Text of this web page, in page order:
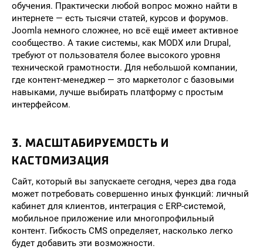
обучения. Практически любой вопрос можно найти в
интернете — есть тысячи статей, курсов и форумов.
Joomla немного сложнее, но всё ещё имеет активное
сообщество. А такие системы, как MODX или Drupal,
требуют от пользователя более высокого уровня
технической грамотности. Для небольшой компании,
где контент-менеджер — это маркетолог с базовыми
навыками, лучше выбирать платформу с простым
интерфейсом.
3. МАСШТАБИРУЕМОСТЬ И
КАСТОМИЗАЦИЯ
Сайт, который вы запускаете сегодня, через два года
может потребовать совершенно иных функций: личный
кабинет для клиентов, интеграция с ERP-системой,
мобильное приложение или многопрофильный
контент. Гибкость CMS определяет, насколько легко
будет добавить эти возможности.